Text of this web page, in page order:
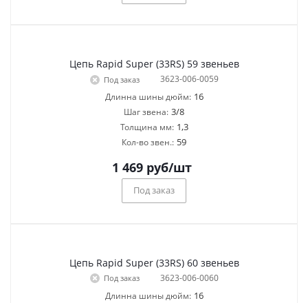
Цепь Rapid Super (33RS) 59 звеньев
Под заказ
3623-006-0059
Длинна шины дюйм: 16
Шаг звена: 3/8
Толщина мм: 1,3
Кол-во звен.: 59
1 469руб/шт
Под заказ
Цепь Rapid Super (33RS) 60 звеньев
Под заказ
3623-006-0060
Длинна шины дюйм: 16